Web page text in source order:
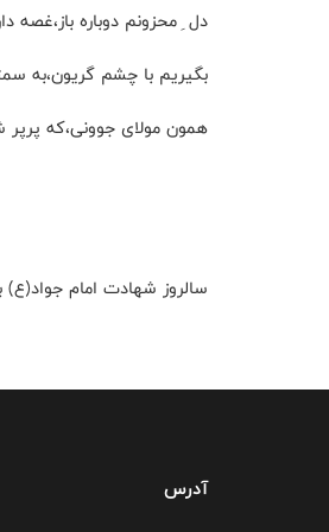
دل ِ محزونم دوباره باز،غصه
بگیریم با چشم
همون مولای جوونی،که
سالروز شهادت امام
آدرس